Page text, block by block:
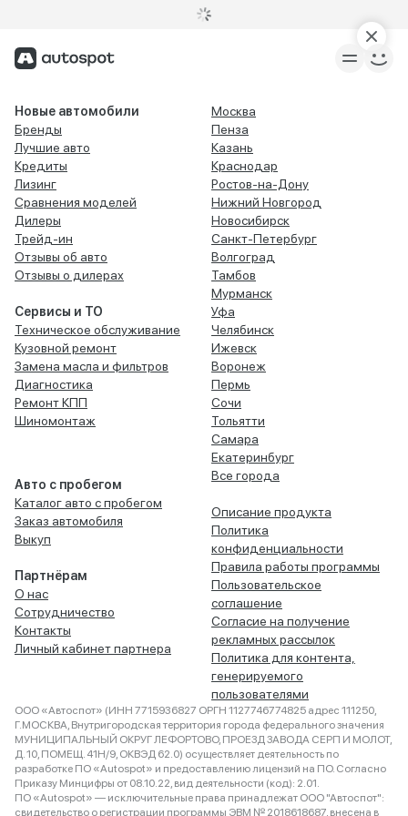
Новые автомобили
Бренды
Лучшие авто
Кредиты
Лизинг
Сравнения моделей
Дилеры
Трейд-ин
Отзывы об авто
Отзывы о дилерах
Сервисы и ТО
Техническое обслуживание
Кузовной ремонт
Замена масла и фильтров
Диагностика
Ремонт КПП
Шиномонтаж
Авто с пробегом
Каталог авто с пробегом
Заказ автомобиля
Выкуп
Партнёрам
О нас
Сотрудничество
Контакты
Личный кабинет партнера
Москва
Пенза
Казань
Краснодар
Ростов-на-Дону
Нижний Новгород
Новосибирск
Санкт-Петербург
Волгоград
Тамбов
Мурманск
Уфа
Челябинск
Ижевск
Воронеж
Пермь
Сочи
Тольятти
Самара
Екатеринбург
Все города
Описание продукта
Политика
конфиденциальности
Правила работы программы
Пользовательское
соглашение
Согласие на получение
рекламных рассылок
Политика для контента,
генерируемого
пользователями
ООО «Автоспот» (ИНН 7715936827 ОРГН 1127746774825 адрес 111250,
Г.МОСКВА, Внутригородская территория города федерального значения
МУНИЦИПАЛЬНЫЙ ОКРУГ ЛЕФОРТОВО, ПРОЕЗД ЗАВОДА СЕРП И МОЛОТ,
Д. 10, ПОМЕЩ. 41Н/9, ОКВЭД 62.0) осуществляет деятельность по
разработке ПО «Autospot» и предоставлению лицензий на ПО. Согласно
Приказу Минцифры от 08.10.22, вид деятельности (код): 2.01.
ПО «Autospot» — исключительные права принадлежат ООО "Автоспот":
свидетельство о регистрации программы ЭВМ № 2018618687, внесена в